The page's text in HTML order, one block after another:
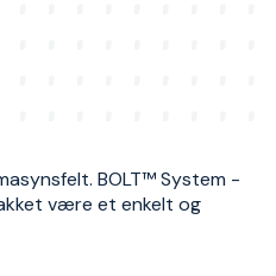
BOLT™ System -
være et enkelt og